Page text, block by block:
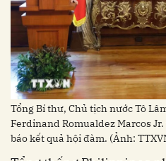
Tổng Bí thư, Chủ tịch nước Tô
Ferdinand Romualdez Marcos
báo kết quả hội đàm. (Ảnh: